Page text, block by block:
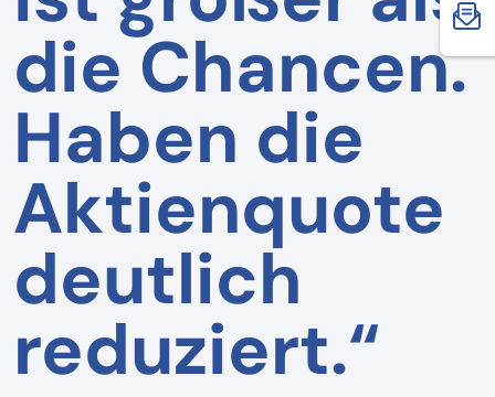
die Chancen.
Haben die
Aktienquote
deutlich
reduziert.“